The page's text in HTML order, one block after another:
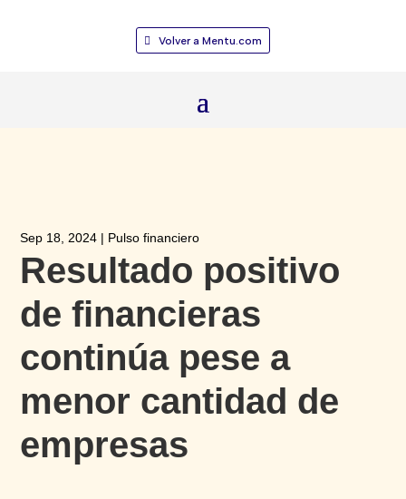
Volver a Mentu.com
Sep 18, 2024 | Pulso financiero
Resultado positivo
de financieras
continúa pese a
menor cantidad de
empresas